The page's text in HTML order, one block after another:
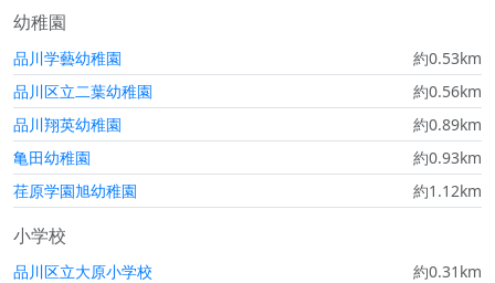
幼稚園
品川学藝幼稚園
約0.53km
品川区立二葉幼稚園
約0.56km
品川翔英幼稚園
約0.89km
亀田幼稚園
約0.93km
荏原学園旭幼稚園
約1.12km
小学校
品川区立大原小学校
約0.31km